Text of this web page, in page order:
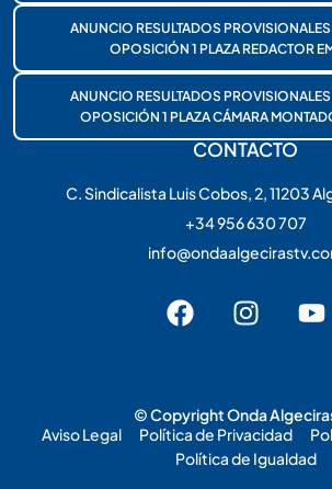
ANUNCIO RESULTADOS
OPOSICIÓN 1 PLAZA REDACTOR
ANUNCIO RESULTADOS
OPOSICIÓN 1 PLAZA CÁMARA
CONTACTO
C. Sindicalista Luis Cobos, 2, 11203
+34 956 630 707
© Copyright Onda
Aviso Legal
Política de Privacidad
Política de Igualdad